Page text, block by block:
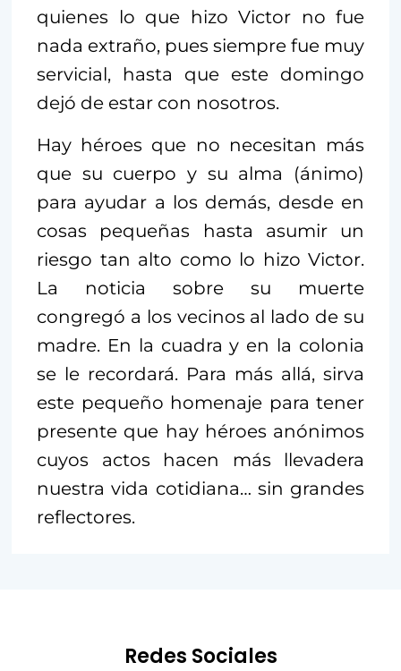
quienes lo que hizo Victor no fue
nada extraño, pues siempre fue muy
servicial, hasta que este domingo
dejó de estar con nosotros.
Hay héroes que no necesitan más
que su cuerpo y su alma (ánimo)
para ayudar a los demás, desde en
cosas pequeñas hasta asumir un
riesgo tan alto como lo hizo Victor.
La noticia sobre su muerte
congregó a los vecinos al lado de su
madre. En la cuadra y en la colonia
se le recordará. Para más allá, sirva
este pequeño homenaje para tener
presente que hay héroes anónimos
cuyos actos hacen más llevadera
nuestra vida cotidiana… sin grandes
reflectores.
Redes Sociales